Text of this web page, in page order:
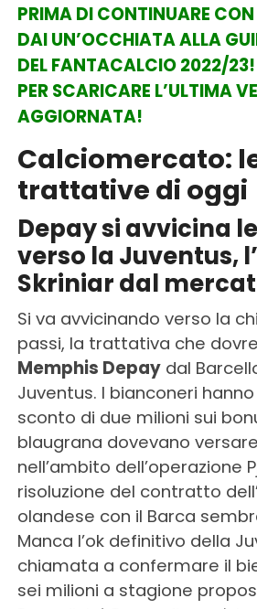
PRIMA DI CONTINUARE
DAI UN’OCCHIATA ALLA
DEL FANTACALCIO 2022/
PER SCARICARE L’ULTIMA
AGGIORNATA!
Calciomercato:
trattative di oggi
Depay si avvicina
verso la Juventus,
Skriniar dal
Si va avvicinando verso la
passi, la trattativa che
Memphis Depaydal
Juventus. I bianconeri
sconto di due milioni sui
blaugrana dovevano
nell’ambito dell’operazione
risoluzione del contratto
olandese con il Barca
Manca l’ok definitivo della
chiamata a confermare il
sei milioni a stagione